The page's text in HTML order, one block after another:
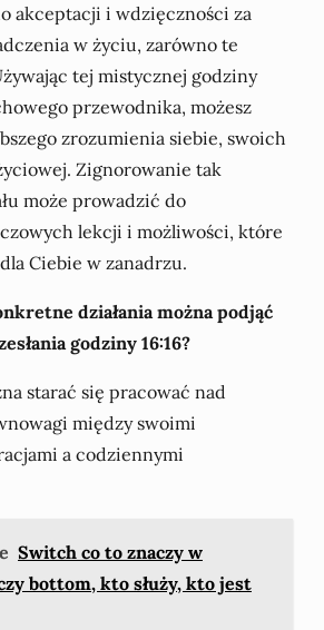
akceptacji i wdzięczności za
w życiu, zarówno te
tej mistycznej godziny
przewodnika, możesz
zrozumienia siebie, swoich
Zignorowanie tak
może prowadzić do
lekcji i możliwości, które
Ciebie w zanadrzu.
działania można podjąć
godziny 16:16?
starać się pracować nad
między swoimi
a codziennymi
Switch co to znaczy w
bottom, kto służy, kto jest